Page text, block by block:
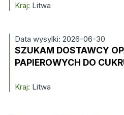
Kraj: Litwa
Data wysylki: 2026-06-30
SZUKAM DOSTAWCY
PAPIEROWYCH DO
Kraj: Litwa